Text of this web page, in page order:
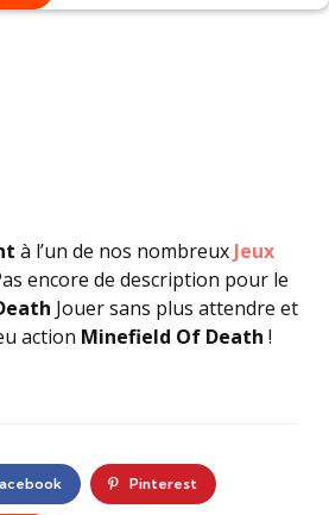
à l’un de nos nombreux Jeux
encore de description pour le
Jouer sans plus attendre et
action Minefield Of Death !
Pinterest